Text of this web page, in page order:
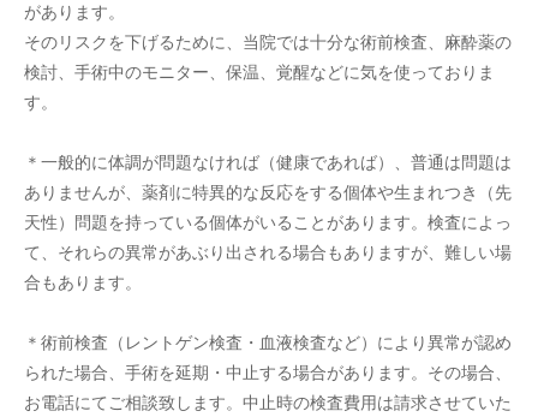
があります。
そのリスクを下げるために、当院では十分な術前検査、麻酔薬の
検討、手術中のモニター、保温、覚醒などに気を使っておりま
す。
＊一般的に体調が問題なければ（健康であれば）、普通は問題は
ありませんが、薬剤に特異的な反応をする個体や生まれつき（先
天性）問題を持っている個体がいることがあります。検査によっ
て、それらの異常があぶり出される場合もありますが、難しい場
合もあります。
＊術前検査（レントゲン検査・血液検査など）により異常が認め
られた場合、手術を延期・中止する場合があります。その場合、
お電話にてご相談致します。中止時の検査費用は請求させていた